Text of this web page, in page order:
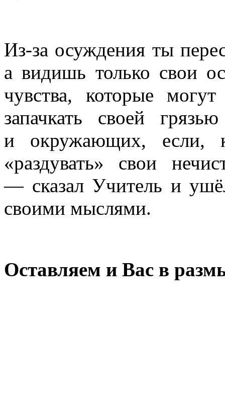
Из-за осуждения ты
а видишь только свои
чувства, которые
запачкать своей
и окружающих, если,
«раздувать» свои
— сказал Учитель и
своими мыслями.
Оставляем и Вас в